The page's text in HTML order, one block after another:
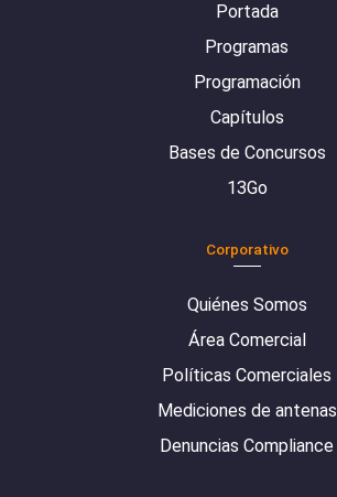
Portada
Programas
Programación
Capítulos
Bases de Concursos
13Go
Corporativo
Quiénes Somos
Área Comercial
Políticas Comerciales
Mediciones de antenas
Denuncias Compliance